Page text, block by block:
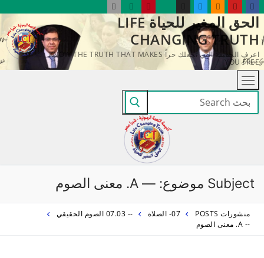
التجاوز
إلى
المحتوى
الحق المغير للحياة LIFE
CHANGING TRUTH
اعرف الحقيقة التي تجعلك حراً KNOW THE TRUTH THAT MAKES
YOU FREE
البحث
عن:
Subject موضوع: — A. معنى الصوم
منشورات POSTS 07- الصلاة
-- 07.03 الصوم الحقيقي
-- A. معنى الصوم